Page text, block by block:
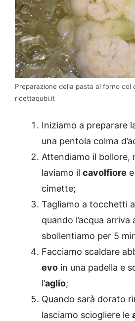
Preparazione della pasta al forno col
ricettaqubi.it
Iniziamo a preparare
una pentola colma
Attendiamo il bollore,
laviamo il cavolfiore
cimette;
Tagliamo a tocchetti
quando l’acqua arriva
sbollentiamo per 5
Facciamo scaldare
evo in una padella e
l’aglio;
Quando sarà dorato
lasciamo sciogliere le